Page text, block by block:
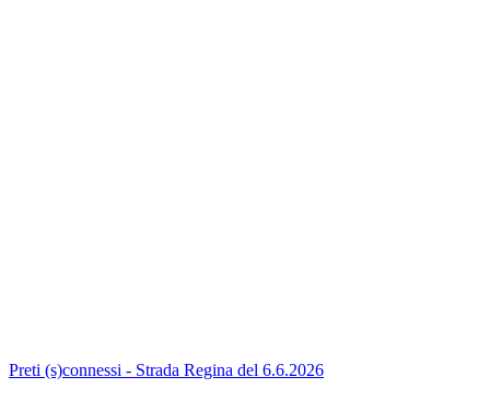
Preti (s)connessi - Strada Regina del 6.6.2026